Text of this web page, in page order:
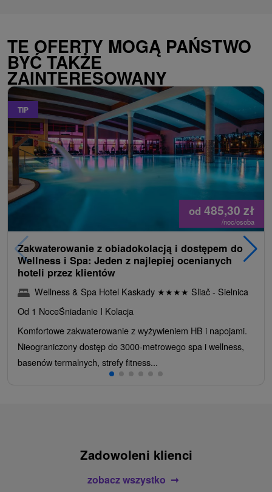
TE OFERTY MOGĄ PAŃSTWO
BYĆ TAKŻE
ZAINTERESOWANY
TIP
od 485,30 zł
/noc/osoba
Zakwaterowanie z obiadokolacją i dostępem do
Wellness i Spa: Jeden z najlepiej ocenianych
hoteli przez klientów
Wellness & Spa Hotel Kaskady ★★★★ Sliač - Sielnica
Od 1 NoceŚniadanie I Kolacja
Komfortowe zakwaterowanie z wyżywieniem HB i napojami.
Nieograniczony dostęp do 3000-metrowego spa i wellness,
basenów termalnych, strefy fitness...
Zadowoleni klienci
zobacz wszystko